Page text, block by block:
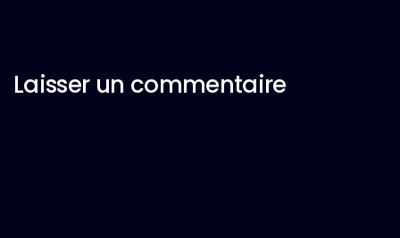
Laisser un commentaire